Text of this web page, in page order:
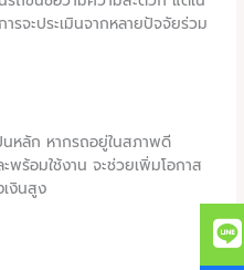
รจะประเมินจากหลายปัจจัยร่วม
ลัก หากรถอยู่ในสภาพดี
พร้อมใช้งาน จะช่วยเพิ่มโอกาส
งินสูง